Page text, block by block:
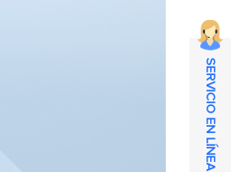
SERVICIO EN LÍNEA